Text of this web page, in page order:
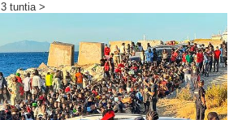
3 tuntia >